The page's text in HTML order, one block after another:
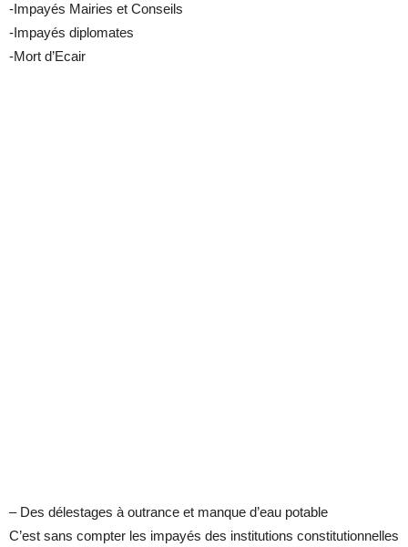
-Impayés Mairies et Conseils
-Impayés diplomates
-Mort d’Ecair
– Des délestages à outrance et manque d’eau potable
C’est sans compter les impayés des institutions constitutionnelles